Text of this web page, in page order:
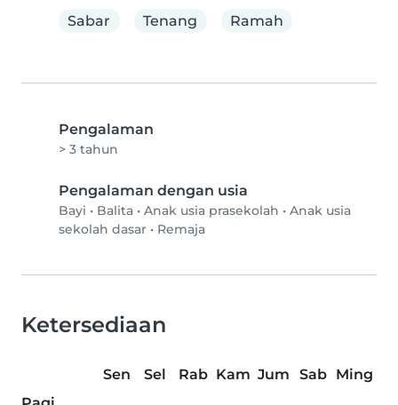
Sabar
Tenang Ramah
Pengalaman
> 3 tahun
Pengalaman dengan usia
Bayi • Balita • Anak usia prasekolah • Anak usia
sekolah dasar • Remaja
Ketersediaan
Sen Sel Rab Kam Jum Sab
Ming